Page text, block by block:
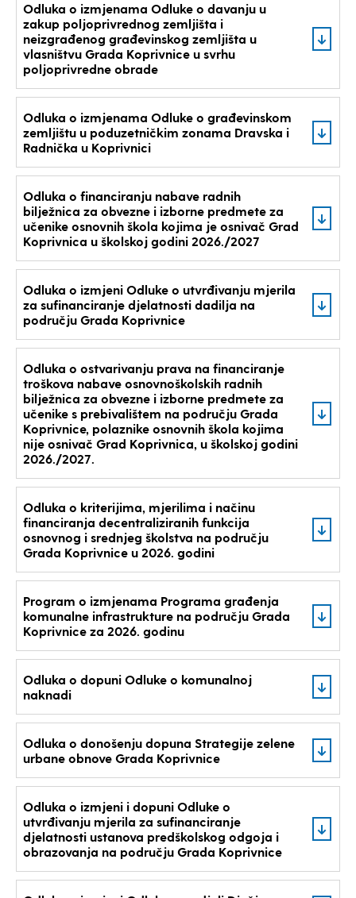
Odluka o izmjenama Odluke o davanju u
zakup poljoprivrednog zemljišta i
neizgrađenog građevinskog zemljišta u
vlasništvu Grada Koprivnice u svrhu
poljoprivredne obrade
Odluka o izmjenama Odluke o građevinskom
zemljištu u poduzetničkim zonama Dravska i
Radnička u Koprivnici
Odluka o financiranju nabave radnih
bilježnica za obvezne i izborne predmete za
učenike osnovnih škola kojima je osnivač Grad
Koprivnica u školskoj godini 2026./2027
Odluka o izmjeni Odluke o utvrđivanju mjerila
za sufinanciranje djelatnosti dadilja na
području Grada Koprivnice
Odluka o ostvarivanju prava na financiranje
troškova nabave osnovnoškolskih radnih
bilježnica za obvezne i izborne predmete za
učenike s prebivalištem na području Grada
Koprivnice, polaznike osnovnih škola kojima
nije osnivač Grad Koprivnica, u školskoj godini
2026./2027.
Odluka o kriterijima, mjerilima i načinu
financiranja decentraliziranih funkcija
osnovnog i srednjeg školstva na području
Grada Koprivnice u 2026. godini
Program o izmjenama Programa građenja
komunalne infrastrukture na području Grada
Koprivnice za 2026. godinu
Odluka o dopuni Odluke o komunalnoj
naknadi
Odluka o donošenju dopuna Strategije zelene
urbane obnove Grada Koprivnice
Odluka o izmjeni i dopuni Odluke o
utvrđivanju mjerila za sufinanciranje
djelatnosti ustanova predškolskog odgoja i
obrazovanja na području Grada Koprivnice